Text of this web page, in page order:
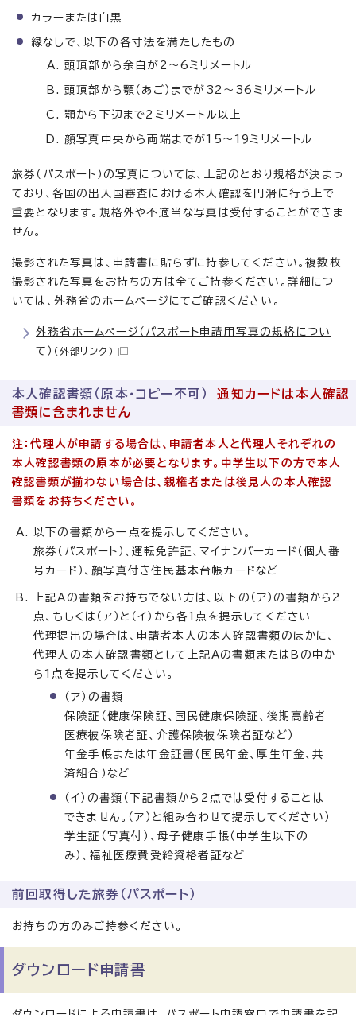
カラーまたは白黒
縁なしで、以下の各寸法を満たしたもの
頭頂部から余白が2～6ミリメートル
頭頂部から顎（あご）までが32～36ミリメートル
顎から下辺まで2ミリメートル以上
顔写真中央から両端までが15～19ミリメートル
旅券（パスポート）の写真については、上記のとおり規格が決まっ
ており、各国の出入国審査における本人確認を円滑に行う上で
重要となります。規格外や不適当な写真は受付することができま
せん。
撮影された写真は、申請書に貼らずに持参してください。複数枚
撮影された写真をお持ちの方は全てご持参ください。詳細につ
いては、外務省のホームページにてご確認ください。
外務省ホームページ（パスポート申請用写真の規格につい
て） （外部リンク）
本人確認書類（原本・コピー不可）通知カードは本人確認
書類に含まれません
注：代理人が申請する場合は、申請者本人と代理人それぞれの
本人確認書類の原本が必要となります。中学生以下の方で本人
確認書類が揃わない場合は、親権者または後見人の本人確認
書類をお持ちください。
以下の書類から一点を提示してください。
旅券（パスポート）、運転免許証、マイナンバーカード（個人番
号カード）、顔写真付き住民基本台帳カードなど
上記Aの書類をお持ちでない方は、以下の（ア）の書類から2
点、もしくは（ア）と（イ）から各1点を提示してください
代理提出の場合は、申請者本人の本人確認書類のほかに、
代理人の本人確認書類として上記Aの書類またはBの中か
ら1点を提示してください。
（ア）の書類
保険証（健康保険証、国民健康保険証、後期高齢者
医療被保険者証、介護保険被保険者証など）
年金手帳または年金証書（国民年金、厚生年金、共
済組合）など
（イ）の書類（下記書類から2点では受付することは
できません。（ア）と組み合わせて提示してください）
学生証（写真付）、母子健康手帳（中学生以下の
み）、福祉医療費受給資格者証など
前回取得した旅券（パスポート）
お持ちの方のみご持参ください。
ダウンロード申請書